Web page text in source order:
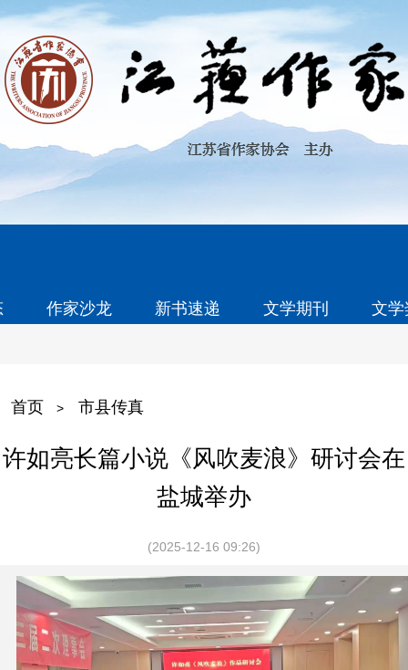
作家沙龙 新书速递 文学期刊 文
首页 > 市县传真
许如亮长篇小说《风吹麦浪》研讨会在
盐城举办
(2025-12-16 09:26)